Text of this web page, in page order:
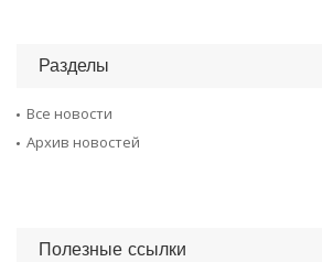
Разделы
Все новости
Архив новостей
Полезные ссылки